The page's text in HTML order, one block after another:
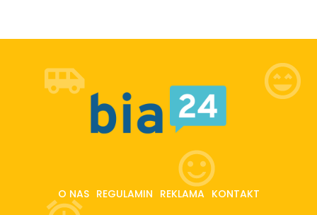
O NAS REGULAMIN REKLAMA KONTAKT